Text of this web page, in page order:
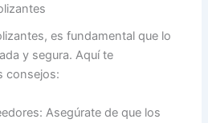
es fundamental que lo
y segura. Aquí te
consejos:
Asegúrate de que los